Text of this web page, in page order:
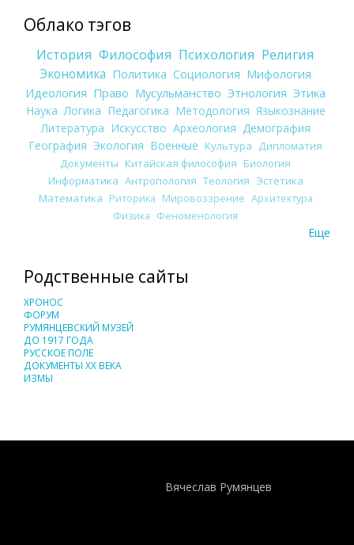
Облако тэгов
История Философия Психология Религия
Экономика Политика Социология Мифология
Идеология Право Мусульманство Этнология Этика
Наука Логика Педагогика Методология Языкознание
Литература Искусство Археология Демография
География Экология Военные Культура
Дипломатия
Документы Китайская философия Биология
Информатика Антропология Теология Эстетика
Математика Риторика Мировоззрение Архитектура
Физика Феноменология
Еще
Родственные сайты
ХРОНОС
ФОРУМ
РУМЯНЦЕВСКИЙ МУЗЕЙ
ДО 1917 ГОДА
РУССКОЕ ПОЛЕ
ДОКУМЕНТЫ XX ВЕКА
ИЗМЫ
Вячеслав Румянцев